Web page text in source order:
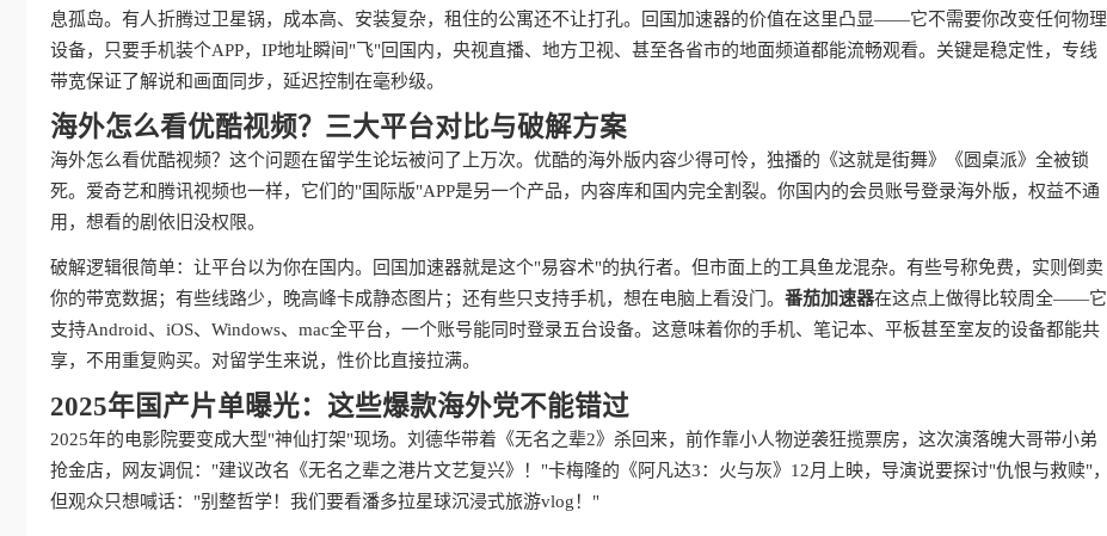
息孤岛。有人折腾过卫星锅，成本高、安装复杂，租住的公寓还不让打孔。回国加速器的价值在这里凸显——它不需要你改变任何物理
设备，只要手机装个APP，IP地址瞬间"飞"回国内，央视直播、地方卫视、甚至各省市的地面频道都能流畅观看。关键是稳定性，专线
带宽保证了解说和画面同步，延迟控制在毫秒级。
海外怎么看优酷视频？三大平台对比与破解方案
海外怎么看优酷视频？这个问题在留学生论坛被问了上万次。优酷的海外版内容少得可怜，独播的《这就是街舞》《圆桌派》全被锁
死。爱奇艺和腾讯视频也一样，它们的"国际版"APP是另一个产品，内容库和国内完全割裂。你国内的会员账号登录海外版，权益不通
用，想看的剧依旧没权限。
破解逻辑很简单：让平台以为你在国内。回国加速器就是这个"易容术"的执行者。但市面上的工具鱼龙混杂。有些号称免费，实则倒卖
你的带宽数据；有些线路少，晚高峰卡成静态图片；还有些只支持手机，想在电脑上看没门。 番茄加速器在这点上做得比较周全——它
支持Android、iOS、Windows、mac全平台，一个账号能同时登录五台设备。这意味着你的手机、笔记本、平板甚至室友的设备都能共
享，不用重复购买。对留学生来说，性价比直接拉满。
2025年国产片单曝光：这些爆款海外党不能错过
2025年的电影院要变成大型"神仙打架"现场。刘德华带着《无名之辈2》杀回来，前作靠小人物逆袭狂揽票房，这次演落魄大哥带小弟
抢金店，网友调侃："建议改名《无名之辈之港片文艺复兴》！"卡梅隆的《阿凡达3：火与灰》12月上映，导演说要探讨"仇恨与救赎"，
但观众只想喊话："别整哲学！我们要看潘多拉星球沉浸式旅游vlog！"